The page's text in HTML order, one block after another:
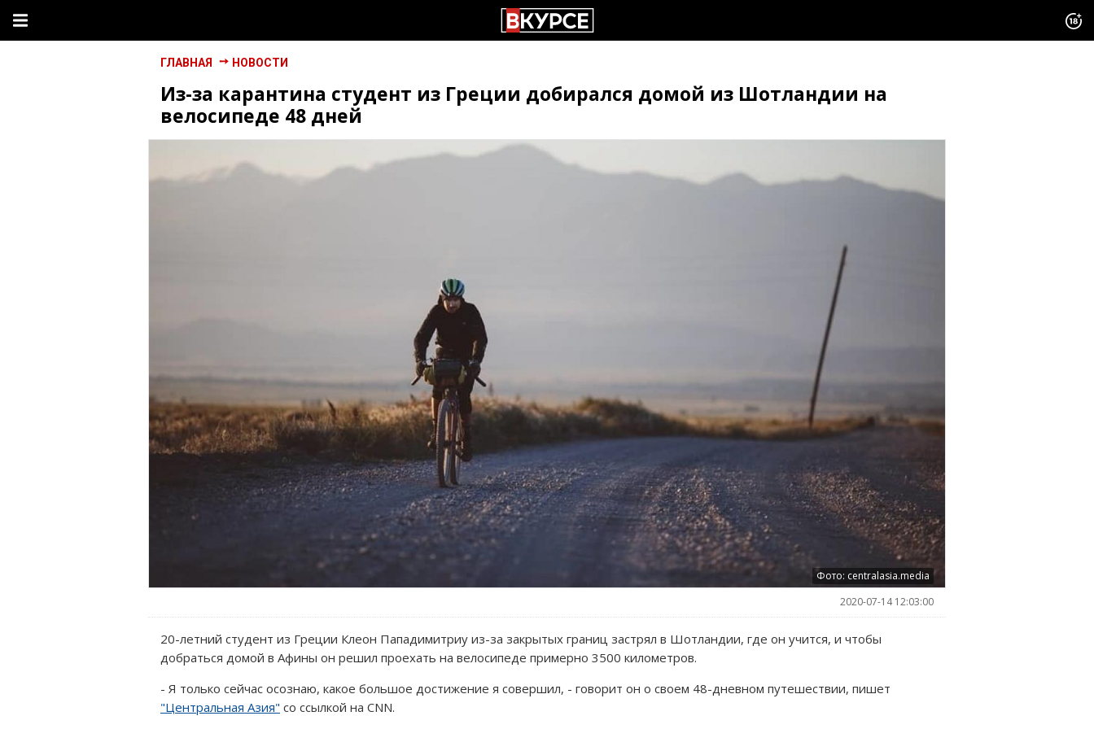
ГЛАВНАЯ НОВОСТИ
Из-за карантина студент из Греции добирался домой из Шотландии на
велосипеде 48 дней
Фото: centralasia.media
2020-07-14 12:03:00
20-летний студент из Греции Клеон Пападимитриу из-за закрытых границ застрял в Шотландии, где он учится, и чтобы
добраться домой в Афины он решил проехать на велосипеде примерно 3500 километров.
- Я только сейчас осознаю, какое большое достижение я совершил, - говорит он о своем 48-дневном путешествии, пишет
"Центральная Азия" со ссылкой на CNN.